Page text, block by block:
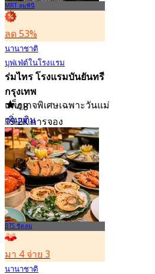
MRT ลุมพินี
ลด 53%
นานาชาติ
บุฟเฟ่ต์ในโรงแรม
ร่มไทร โรงแรมบันยันทรี
กรุงเทพ
4.8
19.2K การจอง
จาก฿ 650
แพ็กเกจพิเศษเฉพาะวันแม่
เพิ่มเติม
BTS ชิดลม
มา 4 จ่าย 3
นานาชาติ